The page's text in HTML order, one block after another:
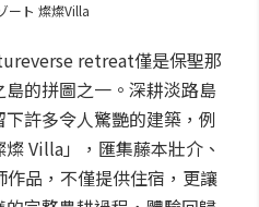
ート 燦燦Villa
retreat僅是保聖那
的拼圖之一。深耕淡路島
許多令人驚艷的建築，例
Villa」，匯集藤本壯介、
品，不僅提供住宿，更讓